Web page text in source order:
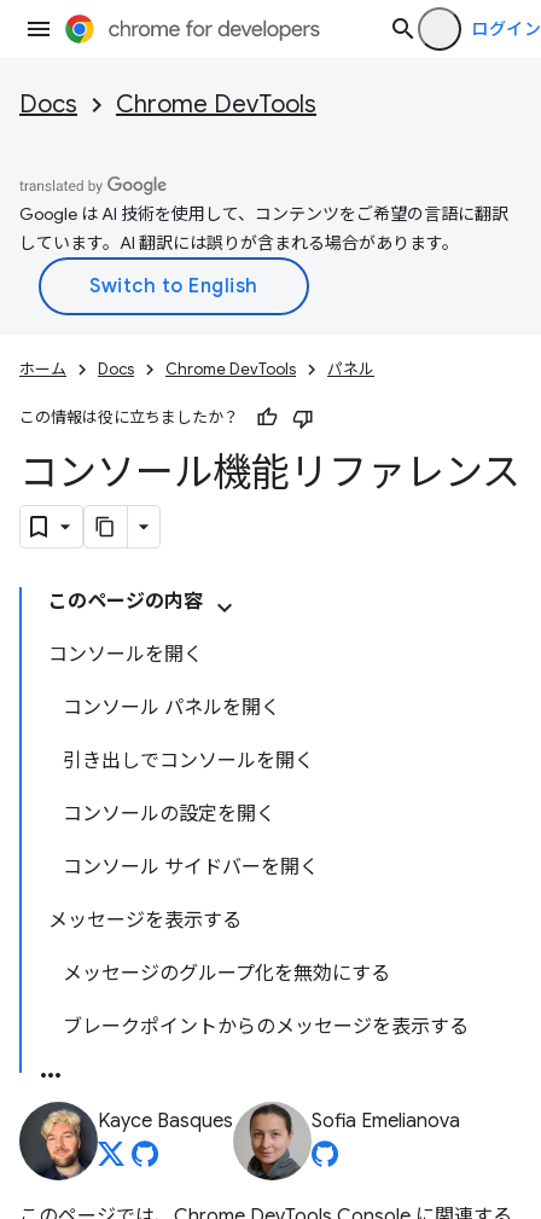
ログイン
Docs Chrome DevTools
Google は AI 技術を使用して、コンテンツをご希望の言語に翻訳
しています。AI 翻訳には誤りが含まれる場合があります。
ホーム Docs Chrome DevTools パネル
この情報は役に立ちましたか？
コンソール機能リファレンス
このページの内容
コンソールを開く
コンソール パネルを開く
引き出しでコンソールを開く
コンソールの設定を開く
コンソール サイドバーを開く
メッセージを表示する
メッセージのグループ化を無効にする
ブレークポイントからのメッセージを表示する
Kayce Basques Sofia Emelianova